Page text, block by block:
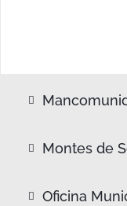
Montes de
Oficina